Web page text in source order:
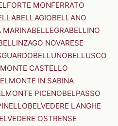
MONFERRATO
BELLAGIOBELLANO
MARINABELLEGRABELLINO
NOVARESE
BELLUNOBELLUSCO
CASTELLO
IN SABINA
PICENOBELPASSO
BELVEDERE LANGHE
OSTRENSE